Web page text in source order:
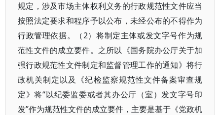
规定，涉及市场主体权利义务的行政规范性文件应当
按照法定要求和程序予以公布，未经公布的不得作为
行政管理依据。（2）将制定主体或发文字号作为规
范性文件的成立要件。之所以《国务院办公厅关于加
强行政规范性文件制定和监督管理工作的通知》将行
政机关制定以及《纪检监察规范性文件备案审查规
定》将“以纪委监委或者其办公厅（室）发文字号印
发”作为规范性文件的成立要件，主要是基于《党政机